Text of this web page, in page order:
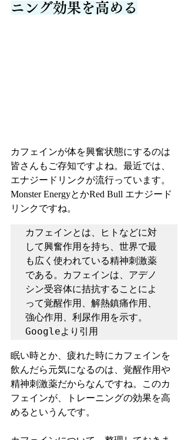
ニング効果を高める
カフェインが体を興奮状態にするのは
皆さんもご存知ですよね。最近では、
エナジードリンクが流行っています。
Monster EnergyとかRed Bull エナジード
リンクですね。
カフェインとは、ヒトなどに対
して興奮作用を持ち、世界で最
も広く使われている精神刺激薬
である。カフェインは、アデノ
シン受容体に拮抗することによ
って覚醒作用、解熱鎮痛作用、
強心作用、利尿作用を示す。
Googleより引用
眠い時とか、疲れた時にカフェインを
飲んだら元気になるのは、覚醒作用や
精神刺激薬だからなんですね。このカ
フェインが、トレーニングの効果を高
めるというんです。